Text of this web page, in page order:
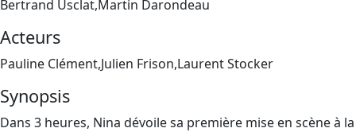
Bertrand Usclat,Martin Darondeau
Acteurs
Pauline Clément,Julien Frison,Laurent Stocker
Synopsis
Dans 3 heures, Nina dévoile sa première mise en scène à la